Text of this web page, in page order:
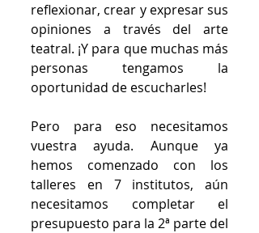
reflexionar, crear y expresar sus
opiniones a través del arte
teatral. ¡Y para que muchas más
personas tengamos la
oportunidad de escucharles!
Pero para eso necesitamos
vuestra ayuda. Aunque ya
hemos comenzado con los
talleres en 7 institutos, aún
necesitamos completar el
presupuesto para la 2ª parte del